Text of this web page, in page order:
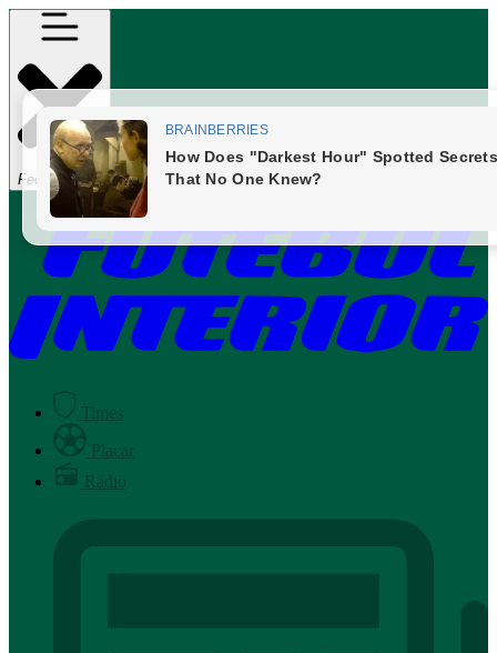
Fechar Menu
Times
Placar
Rádio